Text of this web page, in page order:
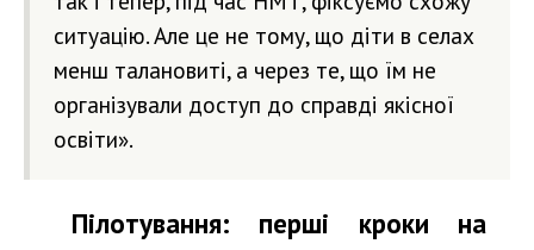
ситуацію. Але це не тому, що діти в селах
менш талановиті, а через те, що їм не
організували доступ до справді якісної
освіти».
Пілотування: перші кроки на